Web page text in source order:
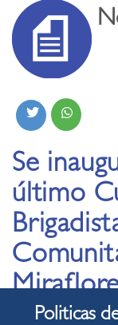
Se
último